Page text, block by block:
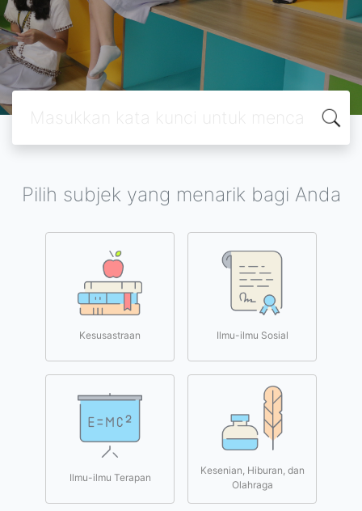
Pilih subjek yang menarik bagi Anda
Kesusastraan Ilmu-ilmu Sosial
Ilmu-ilmu Terapan
Kesenian, Hiburan, dan
Olahraga